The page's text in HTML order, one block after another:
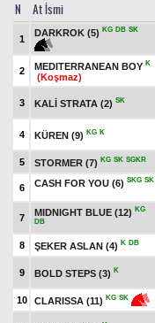
N At İsmi
1
DARKROK (5) KG DB SK
2 MEDITERRANEAN BOY K
(Koşmaz)
3 KALİ STRATA (2) SK
4 KÜREN (9) KG K
5 STORMER (7) KG SK SGKR
6 CASH FOR YOU (6) SKG SK
7
MIDNIGHT BLUE (12) KG
DB
8 ŞEKER ASLAN (4) K DB
9 BOLD STEPS (3) K
10 CLARISSA (11) KG SK